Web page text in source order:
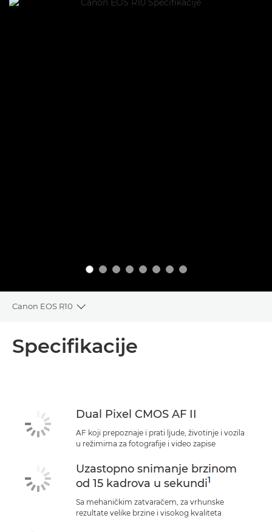
Canon EOS R10
Toggle breadcrumbs
Specifikacije
Dual Pixel CMOS AF II
AF koji prepoznaje i prati ljude, životinje i vozila
u režimima za fotografije i video zapise
Uzastopno snimanje brzinom
od 15 kadrova u sekundi1
Sa mehaničkim zatvaračem, za vrhunske
rezultate velike brzine i visokog kvaliteta